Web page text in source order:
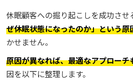
休眠顧客への掘り起こしを成功さ
ぜ休眠状態になったのか」という原
かせません。
原因が異なれば、最適なアプローチ
因を以下に整理します。